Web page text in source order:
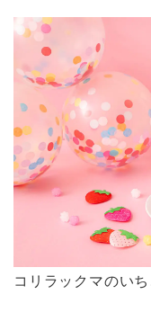
コリラックマのい